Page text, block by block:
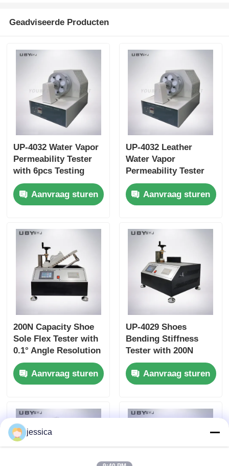
Geadviseerde Producten
UP-4032 Water Vapor
Permeability Tester
with 6pcs Testing
Bottle, 75 ±5cpm
Bottles Holder Speed,
and 30±1 mm Bottle
Leather and Textile
Aanvraag sturen
UP-4032 Leather
Water Vapor
Permeability Tester
with 6pcs Testing
Bottle for Footwear
EN ISO 20344 SATRA
Aanvraag sturen
200N Capacity Shoe
Sole Flex Tester with
0.1° Angle Resolution
and Adjustable
Bending Speed for
Footwear Quality
Aanvraag sturen
UP-4029 Shoes
Bending Stiffness
Tester with 200N
Capacity Adjustable
Bending Speed and
High Precision Angle
Footwear Testing
Aanvraag sturen
jessica